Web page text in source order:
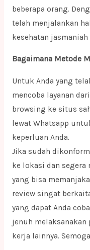
beberapa orang.
telah menjalankan
kesehatan
Bagaimana Metode
Untuk Anda yang
mencoba layanan
browsing ke situs
lewat Whatsapp
keperluan Anda.
Jika sudah
ke lokasi dan segera
yang bisa
review singat
yang dapat Anda
jenuh
kerja lainnya.